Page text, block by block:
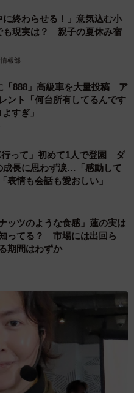
り扱うのが正解なのか。
聞きました。
か？
記載しておりますが、本
主な理由は、製品特性上
ずに内部にカビが発生し
ズは超微粒子のポリスチ
め、破けて内部のビーズ
に終わらせる！」意気込む小
現実は？ 親子の夏休み宿
報部
「888」高級車を大量投稿 ア
ント「何台所有してるんです
すぎ」
行って」初めて1人で登園 ダ
成長に思わず涙…「感動して
表情も会話も愛おしい」
ッツのような食感」蓮の実は
ってる？ 市場には出回ら
期間はわずか